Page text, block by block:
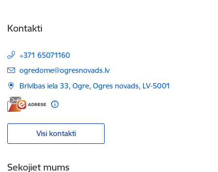
Kontakti
+371 65071160
E-pasts:
ogredome@ogresnovads.lv
Brīvības iela 33, Ogre, Ogres novads, LV-5001
Visi kontakti
Sekojiet mums